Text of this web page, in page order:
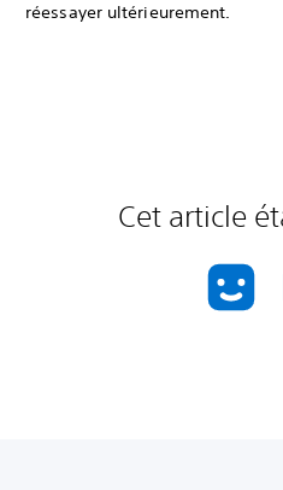
réessayer ultérieurement.
Cet article